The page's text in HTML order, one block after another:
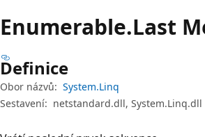
Enumerable.Last
Definice
Obor názvů: System.Linq
Sestavení: netstandard.dll, System.Linq.dll